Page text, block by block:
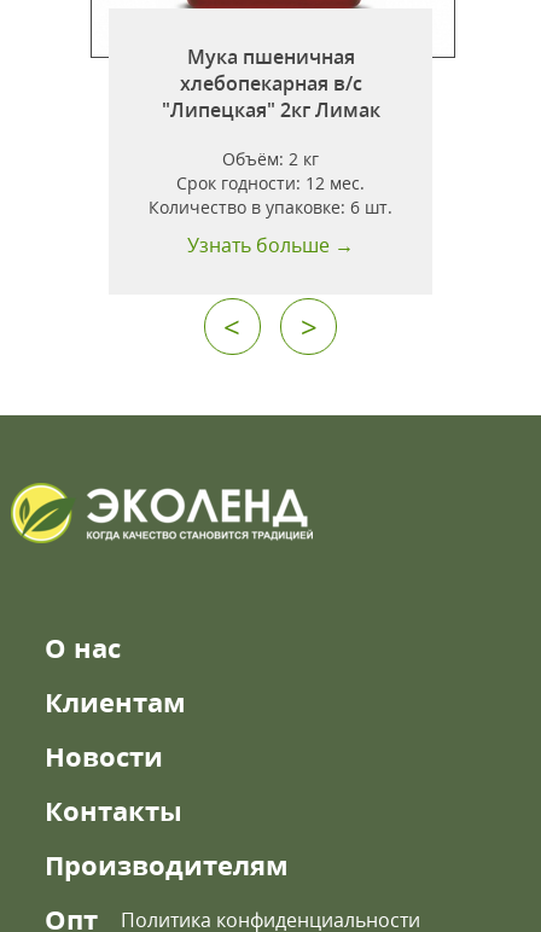
Мука пшеничная
хлебопекарная в/с
"Липецкая" 2кг Лимак
Объём:2 кг
Срок годности: 12 мес.
Количество в упаковке:6 шт.
Узнать больше →
< >
О нас
Клиентам
Новости
Контакты
Производителям
Опт
Политика конфиденциальности